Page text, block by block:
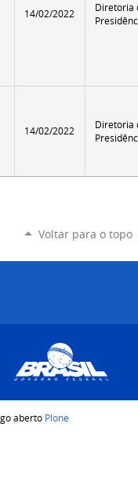
14/02/2022
Diretoria
14/02/2022
Diretoria
Voltar para o topo
aberto Plone